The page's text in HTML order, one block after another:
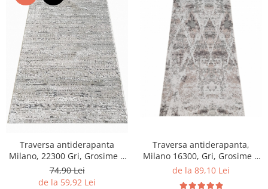
Traversa antiderapanta
Milano, 22300 Gri, Grosime 4
mm
74,90 Lei
de la 59,92 Lei
Traversa antiderapanta,
Milano 16300, Gri, Grosime 4
mm
de la 89,10 Lei